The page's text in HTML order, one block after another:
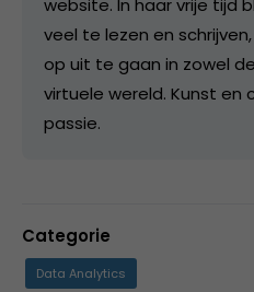
veel te lezen en
op uit te gaan in zowel
virtuele wereld. Kunst en
passie.
Categorie
Data Analytics